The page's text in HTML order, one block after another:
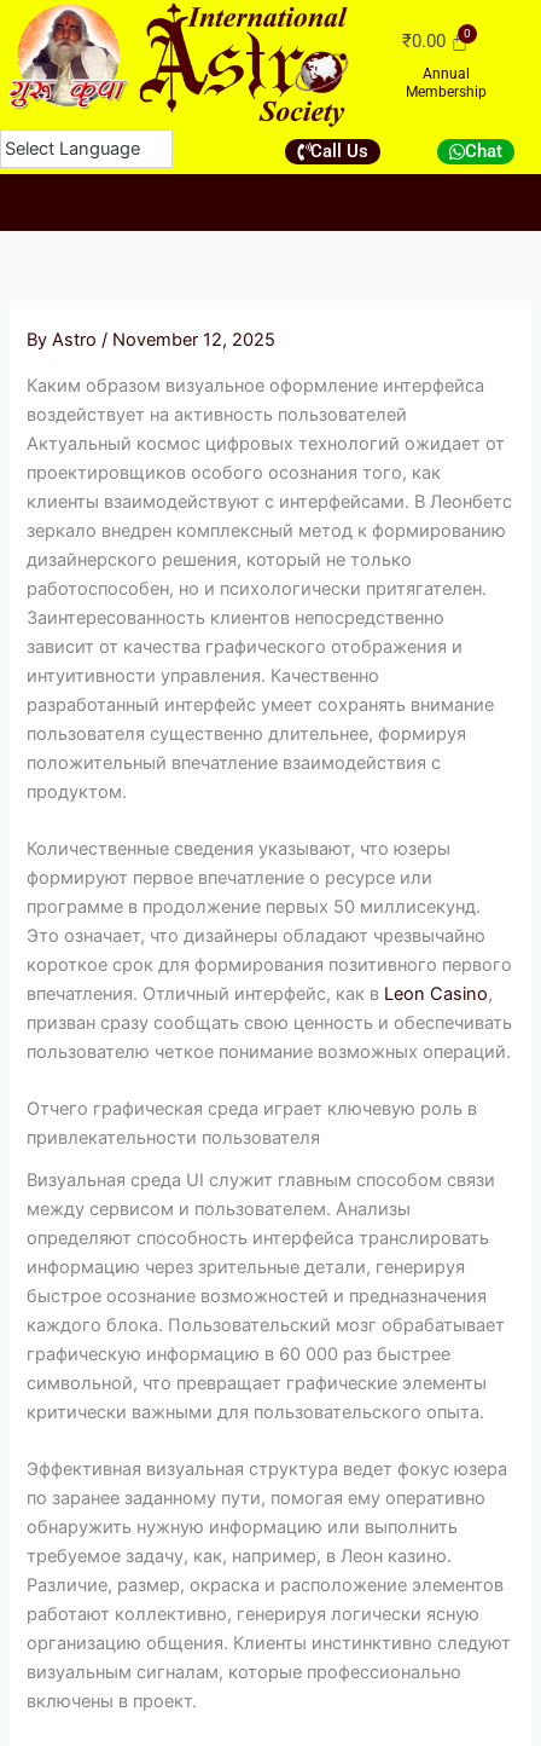
Skip
content
₹0.00
Annual
Membership
Call Us Chat
ByAstro/ November 12, 2025
Каким образом визуальное оформление интерфейса
воздействует на активность пользователей
Актуальный космос цифровых технологий ожидает от
проектировщиков особого осознания того, как
клиенты взаимодействуют с интерфейсами. В Леонбетс
зеркало внедрен комплексный метод к формированию
дизайнерского решения, который не только
работоспособен, но и психологически притягателен.
Заинтересованность клиентов непосредственно
зависит от качества графического отображения и
интуитивности управления. Качественно
разработанный интерфейс умеет сохранять внимание
пользователя существенно длительнее, формируя
положительный впечатление взаимодействия с
продуктом.
Количественные сведения указывают, что юзеры
формируют первое впечатление о ресурсе или
программе в продолжение первых 50 миллисекунд.
Это означает, что дизайнеры обладают чрезвычайно
короткое срок для формирования позитивного первого
впечатления. Отличный интерфейс, как в Leon Casino,
призван сразу сообщать свою ценность и обеспечивать
пользователю четкое понимание возможных операций.
Отчего графическая среда играет ключевую роль в
привлекательности пользователя
Визуальная среда UI служит главным способом связи
между сервисом и пользователем. Анализы
определяют способность интерфейса транслировать
информацию через зрительные детали, генерируя
быстрое осознание возможностей и предназначения
каждого блока. Пользовательский мозг обрабатывает
графическую информацию в 60 000 раз быстрее
символьной, что превращает графические элементы
критически важными для пользовательского опыта.
Эффективная визуальная структура ведет фокус юзера
по заранее заданному пути, помогая ему оперативно
обнаружить нужную информацию или выполнить
требуемое задачу, как, например, в Леон казино.
Различие, размер, окраска и расположение элементов
работают коллективно, генерируя логически ясную
организацию общения. Клиенты инстинктивно следуют
визуальным сигналам, которые профессионально
включены в проект.